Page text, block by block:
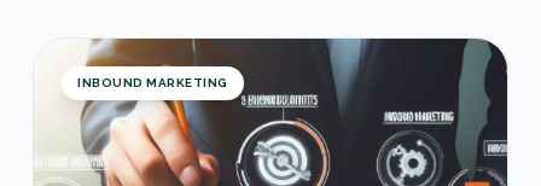
Objetivos Inbound: Generación de leads y
INBOUND MARKETING